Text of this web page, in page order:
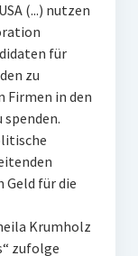
(...) nutzen
für
zu
Firmen in den
für die
Krumholz
zufolge